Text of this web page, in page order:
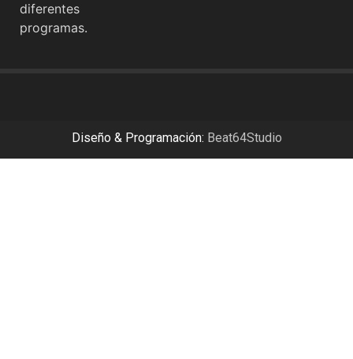
diferentes
programas.
Diseño & Programación: Beat64Studio